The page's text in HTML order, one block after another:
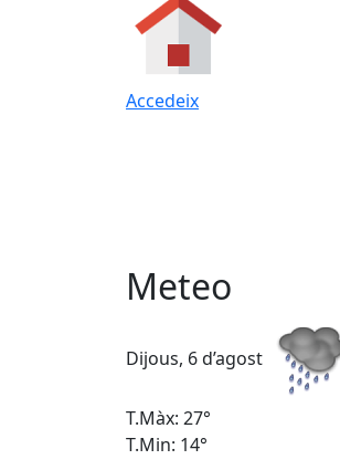
Accedeix
Meteo
Dijous, 6 d’agost
T.Màx: 27°
T.Min: 14°